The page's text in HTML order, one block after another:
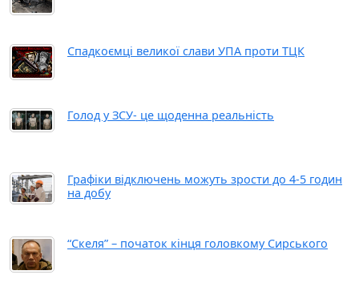
Спадкоємці великої слави УПА проти ТЦК
Голод у ЗСУ- це щоденна реальність
Графіки відключень можуть зрости до 4-5 годин
на добу
“Скеля” – початок кінця головкому Сирського